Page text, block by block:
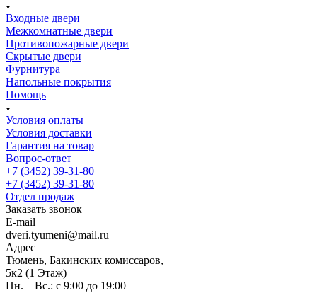
Входные двери
Межкомнатные двери
Противопожарные двери
Скрытые двери
Фурнитура
Напольные покрытия
Помощь
Условия оплаты
Условия доставки
Гарантия на товар
Вопрос-ответ
+7 (3452) 39-31-80
+7 (3452) 39-31-80
Отдел продаж
Заказать звонок
E-mail
dveri.tyumeni@mail.ru
Адрес
Тюмень, Бакинских комиссаров,
5к2 (1 Этаж)
Пн. – Вс.: с 9:00 до 19:00